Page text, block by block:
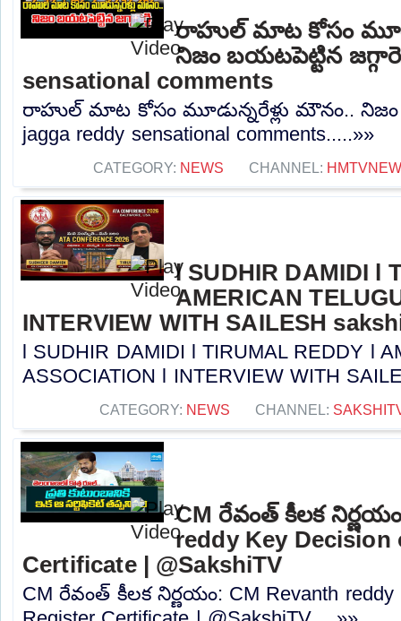
రాహుల్ మాట కోసం
నిజం బయటపెట్టిన
sensational comments
రాహుల్ మాట కోసం మూడున్నరేళ్లు మౌనం.. నిజం
jagga reddy sensational comments.....»»
CATEGORY: NEWS CHANNEL:
l SUDHIR DAMIDI l
AMERICAN
INTERVIEW WITH SAILESH
l SUDHIR DAMIDI l TIRUMAL REDDY l
ASSOCIATION l INTERVIEW WITH
CATEGORY: NEWS CHANNEL:
CM రేవంత్ కీలక
reddy Key Decision
Certificate | @SakshiTV
CM రేవంత్ కీలక నిర్ణయం: CM Revanth reddy